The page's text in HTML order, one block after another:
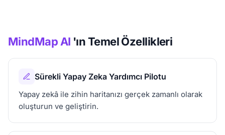
MindMap AI 'ın Temel Özellikleri
Sürekli Yapay Zeka Yardımcı Pilotu
Yapay zekâ ile zihin haritanızı gerçek zamanlı olarak
oluşturun ve geliştirin.